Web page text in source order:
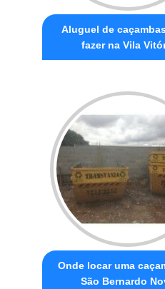
Aluguel de
fazer na Vila
Onde locar uma
São Bernardo